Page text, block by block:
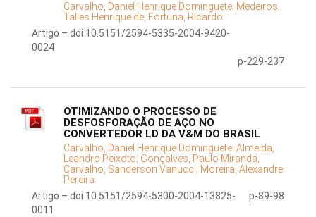
Carvalho, Daniel Henrique Dominguete; Medeiros,
Talles Henrique de; Fortuna, Ricardo
Artigo – doi 10.5151/2594-5335-2004-9420-
0024
p-229-237
OTIMIZANDO O PROCESSO DE
DESFOSFORAÇÃO DE AÇO NO
CONVERTEDOR LD DA V&M DO BRASIL
Carvalho, Daniel Henrique Dominguete; Almeida,
Leandro Peixoto; Gonçalves, Paulo Miranda;
Carvalho, Sanderson Vanucci; Moreira, Alexandre
Pereira
Artigo – doi 10.5151/2594-5300-2004-13825-
0011
p-89-98